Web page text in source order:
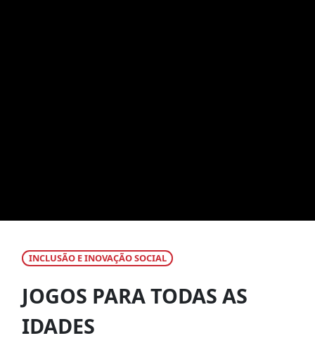
INCLUSÃO E INOVAÇÃO SOCIAL
JOGOS PARA TODAS AS
IDADES